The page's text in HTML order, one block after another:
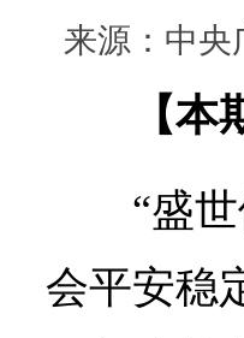
来源：中央
【本
“盛
会平安稳